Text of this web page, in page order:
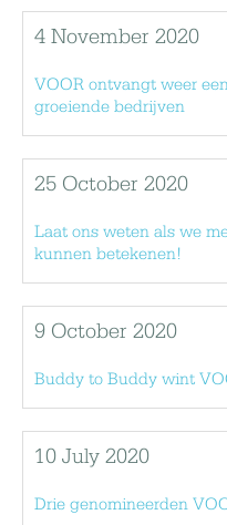
4 November 2020
VOOR ontvangt weer
groeiende bedrijven
25 October 2020
Laat ons weten als we
kunnen betekenen!
9 October 2020
Buddy to Buddy wint
10 July 2020
Drie genomineerden